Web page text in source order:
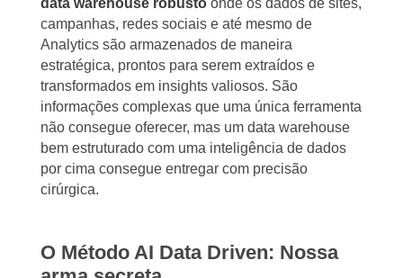
data warehouse robustoonde os dados de sites,
campanhas, redes sociais e até mesmo de
Analytics são armazenados de maneira
estratégica, prontos para serem extraídos e
transformados em insights valiosos. São
informações complexas que uma única ferramenta
não consegue oferecer, mas um data warehouse
bem estruturado com uma inteligência de dados
por cima consegue entregar com precisão
cirúrgica.
O Método AI Data Driven: Nossa